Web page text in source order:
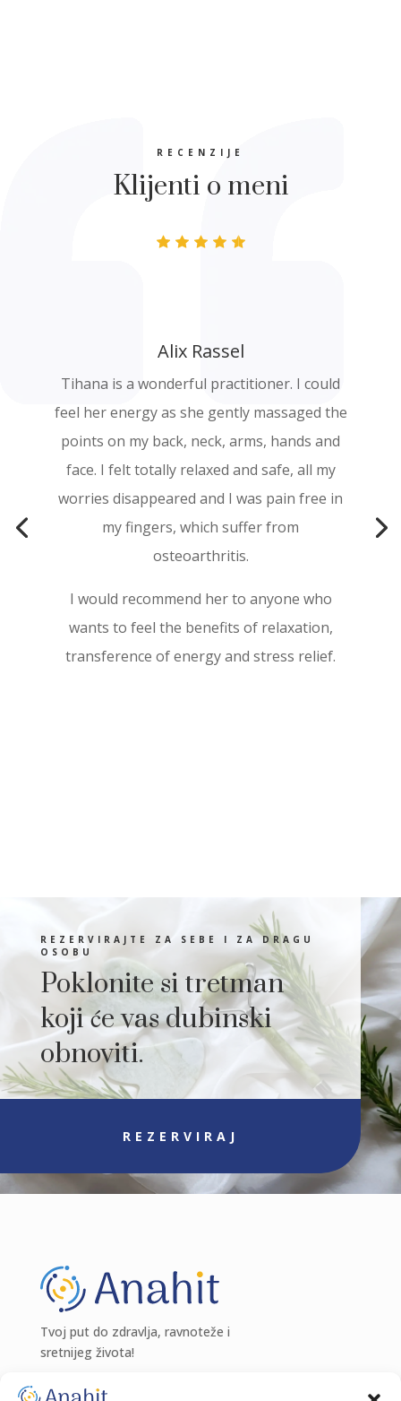
RECENZIJE
Klijenti o meni
Alix Rassel
Tihana is a wonderful practitioner. I could
feel her energy as she gently massaged the
points on my back, neck, arms, hands and
face. I felt totally relaxed and safe, all my
worries disappeared and I was pain free in
my fingers, which suffer from
osteoarthritis.
I would recommend her to anyone who
wants to feel the benefits of relaxation,
transference of energy and stress relief.
REZERVIRAJTE ZA SEBE I ZA DRAGU
OSOBU
Poklonite si tretman
koji će vas dubinski
obnoviti.
REZERVIRAJ
Tvoj put do zdravlja, ravnoteže i
sretnijeg života!